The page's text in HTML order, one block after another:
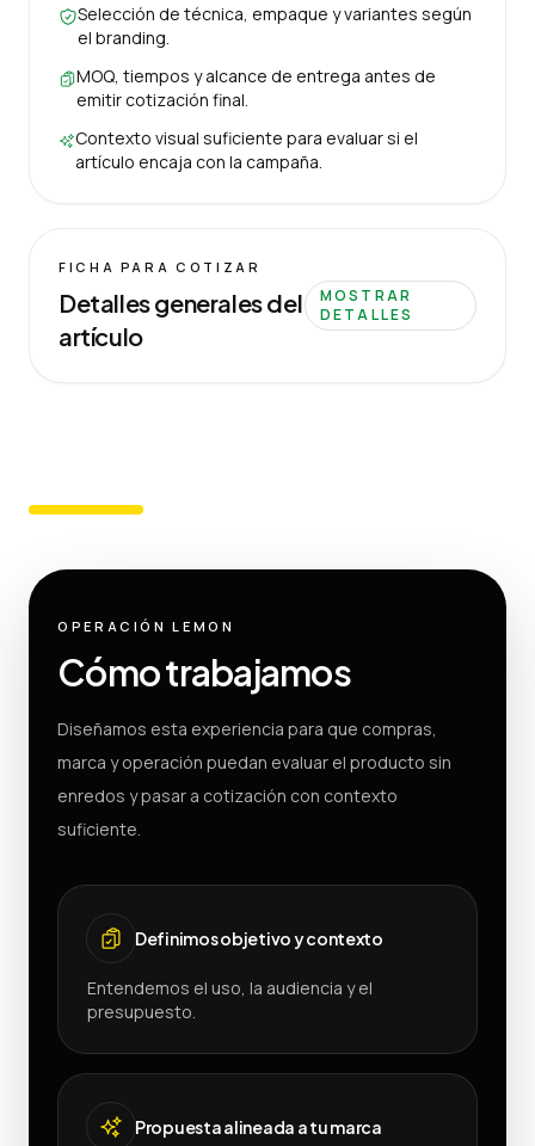
Selección de técnica, empaque y variantes según
el branding.
MOQ, tiempos y alcance de entrega antes de
emitir cotización final.
Contexto visual suficiente para evaluar si el
artículo encaja con la campaña.
FICHA PARA COTIZAR
Detalles generales del
artículo
MOSTRAR
DETALLES
OPERACIÓN LEMON
Cómo trabajamos
Diseñamos esta experiencia para que compras,
marca y operación puedan evaluar el producto sin
enredos y pasar a cotización con contexto
suficiente.
Definimos objetivo y contexto
Entendemos el uso, la audiencia y el
presupuesto.
Propuesta alineada a tu marca